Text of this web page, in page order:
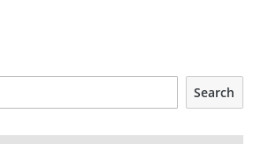
Search